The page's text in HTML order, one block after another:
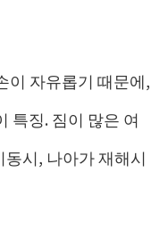
이 자유롭기 때문에,
특징. 짐이 많은 여
시, 나아가 재해시